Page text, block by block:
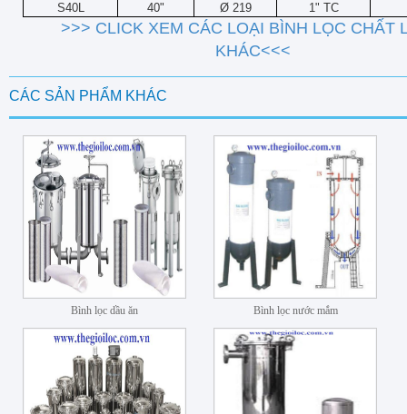
S40L
40" Ø 219 1" TC
>>> CLICK XEM CÁC LOẠI BÌNH LỌC CHẤT
KHÁC<<<
CÁC SẢN PHẨM KHÁC
Bình lọc dầu ăn Bình lọc nước mắm